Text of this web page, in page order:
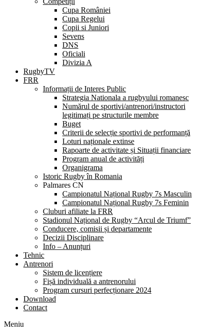
Cupa României
Cupa Regelui
Copii si Juniori
Sevens
DNS
Oficiali
Divizia A
RugbyTV
FRR
Informații de Interes Public
Strategia Nationala a rugbyului romanesc
Numărul de sportivi/antrenori/instructori
legitimați pe structurile membre
Buget
Criterii de selecție sportivi de performanță
Loturi naționale extinse
Rapoarte de activitate și Situații financiare
Program anual de activități
Organigrama
Istoric Rugby în Romania
Palmares CN
Campionatul Național Rugby 7s Masculin
Campionatul Național Rugby 7s Feminin
Cluburi afiliate la FRR
Stadionul Național de Rugby “Arcul de Triumf”
Conducere, comisii și departamente
Decizii Disciplinare
Info – Anunțuri
Tehnic
Antrenori
Sistem de licențiere
Fișă individuală a antrenorului
Program cursuri perfecționare 2024
Download
Contact
Meniu